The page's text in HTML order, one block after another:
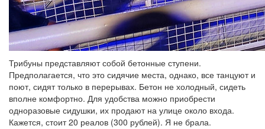
Трибуны представляют собой бетонные ступени.
Предполагается, что это сидячие места, однако, все танцуют и
поют, сидят только в перерывах. Бетон не холодный, сидеть
вполне комфортно. Для удобства можно приобрести
одноразовые сидушки, их продают на улице около входа.
Кажется, стоит 20 реалов (300 рублей). Я не брала.